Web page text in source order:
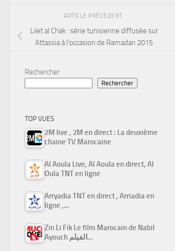
ARTICLE PRÉCÉDENT
Lilet al Chak : série tunisienne diffusée sur
Attassia à l’occasion de Ramadan 2015
Rechercher
Rechercher
TOP VUES
2M live , 2M en direct : La deuxième
chaine TV Marocaine
Al Aoula Live, Al Aoula en direct, Al
Oula TNT en ligne
Arryadia TNT en direct , Arriadia en
ligne ,…
Zin Li Fik Le film Marocain de Nabil
Ayouch الفيلم…